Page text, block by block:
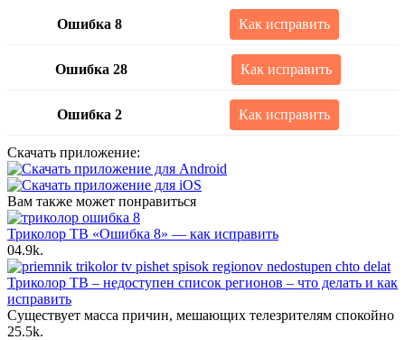
Ошибка 8 Как исправить
Ошибка 28 Как исправить
Ошибка 2 Как исправить
Скачать приложение:
Вам также может понравиться
Триколор ТВ «Ошибка 8» — как исправить
04.9k.
Триколор ТВ – недоступен список регионов – что делать и как
исправить
Существует масса причин, мешающих телезрителям спокойно
25.5k.